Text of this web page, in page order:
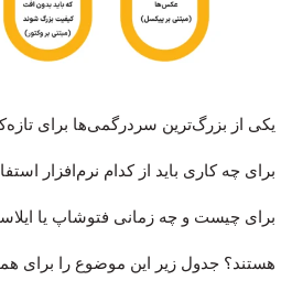
یکی از بزرگ‌ترین سردرگمی‌ها برای
برای چه کاری باید از کدام نرم‌افزار
برای چیست و چه زمانی فتوشاپ یا
هستند؟ جدول زیر این موضوع را برای